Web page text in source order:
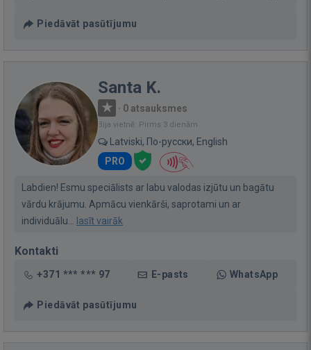
Piedāvāt pasūtījumu
Santa K.
· 0 atsauksmes
Bija vietnē: Pirms 3 dienām
Latviski, По-русски, English
PRO
Labdien! Esmu speciālists ar labu valodas izjūtu un bagātu
vārdu krājumu. Apmācu vienkārši, saprotami un ar
individuālu... lasīt vairāk
Kontakti
+371 *** *** 97 E-pasts WhatsApp
Piedāvāt pasūtījumu